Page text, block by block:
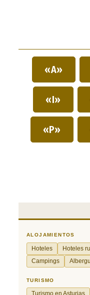
«A»
«I»
«P»